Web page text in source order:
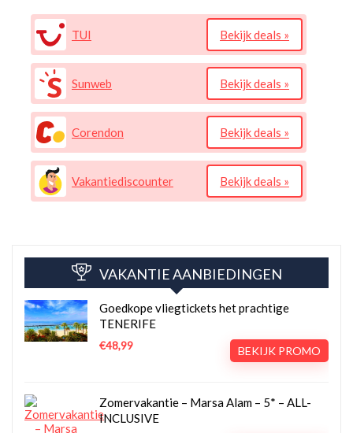
TUI Bekijk deals »
Sunweb Bekijk deals »
Corendon Bekijk deals »
Vakantiediscounter Bekijk deals »
VAKANTIE AANBIEDINGEN
Goedkope vliegtickets het prachtige
TENERIFE
€48,99 BEKIJK PROMO
Zomervakantie – Marsa Alam – 5* – ALL-
INCLUSIVE